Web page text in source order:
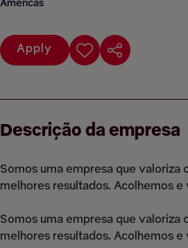
Americas
Apply
Descrição da empresa
Somos uma empresa que valoriza
melhores resultados. Acolhemos
Somos uma empresa que valoriza
melhores resultados. Acolhemos